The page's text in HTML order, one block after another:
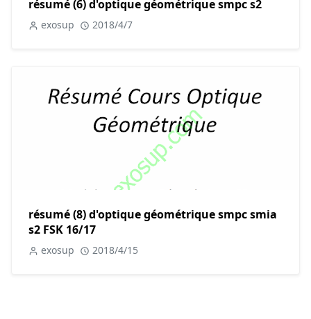
résumé (6) d'optique géométrique smpc s2
exosup 2018/4/7
résumé (8) d'optique géométrique smpc smia
s2 FSK 16/17
exosup 2018/4/15